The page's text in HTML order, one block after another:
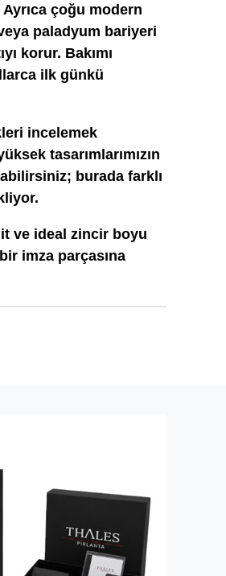
çoğu modern
paladyum bariyeri
korur. Bakımı
ilk günkü
incelemek
tasarımlarımızın
burada farklı
ve ideal zincir boyu
imza parçasına